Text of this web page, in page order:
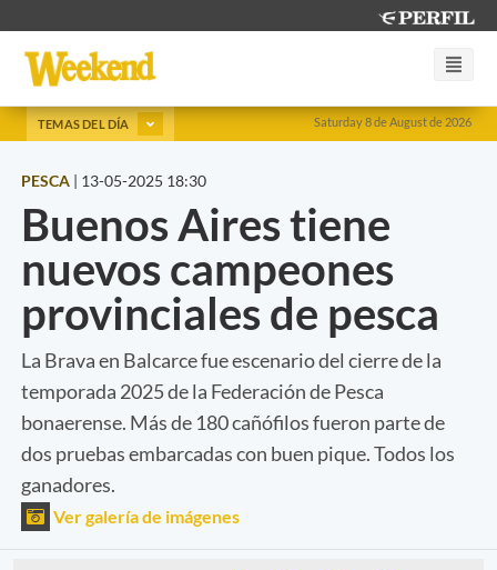
Saturday 8 de August de 2026
TEMAS DEL DÍA
PESCA | 13-05-2025 18:30
Buenos Aires tiene
nuevos campeones
provinciales de pesca
La Brava en Balcarce fue escenario del cierre de la
temporada 2025 de la Federación de Pesca
bonaerense. Más de 180 cañófilos fueron parte de
dos pruebas embarcadas con buen pique. Todos los
ganadores.
Ver galería de imágenes